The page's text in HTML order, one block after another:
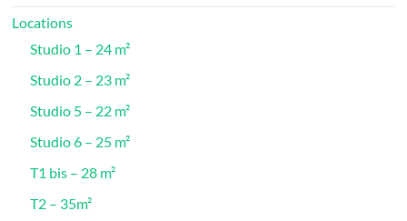
Locations
Studio 1 – 24 m²
Studio 2 – 23 m²
Studio 5 – 22 m²
Studio 6 – 25 m²
T1 bis – 28 m²
T2 – 35m²